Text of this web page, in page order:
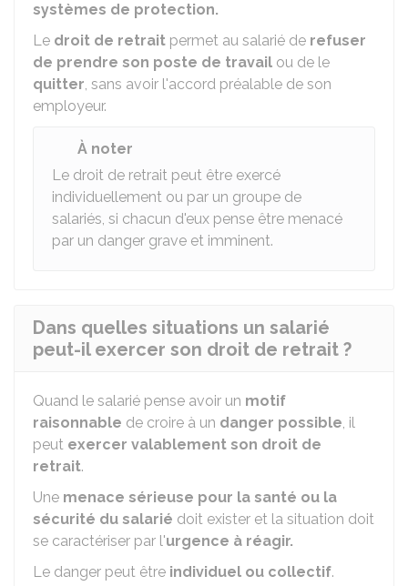
systèmes de protection.
Le droit de retrait permet au salarié de refuser
de prendre son poste de travail ou de le
quitter, sans avoir l'accord préalable de son
employeur.
À noter
Le droit de retrait peut être exercé
individuellement ou par un groupe de
salariés, si chacun d'eux pense être menacé
par un danger grave et imminent.
Dans quelles situations un salarié
peut-il exercer son droit de retrait ?
Quand le salarié pense avoir un motif
raisonnable de croire à un danger possible, il
peut exercer valablement son droit de
retrait.
Une menace sérieuse pour la santé ou la
sécurité du salarié doit exister et la situation doit
se caractériser par l'urgence à réagir.
Le danger peut être individuel ou collectif.